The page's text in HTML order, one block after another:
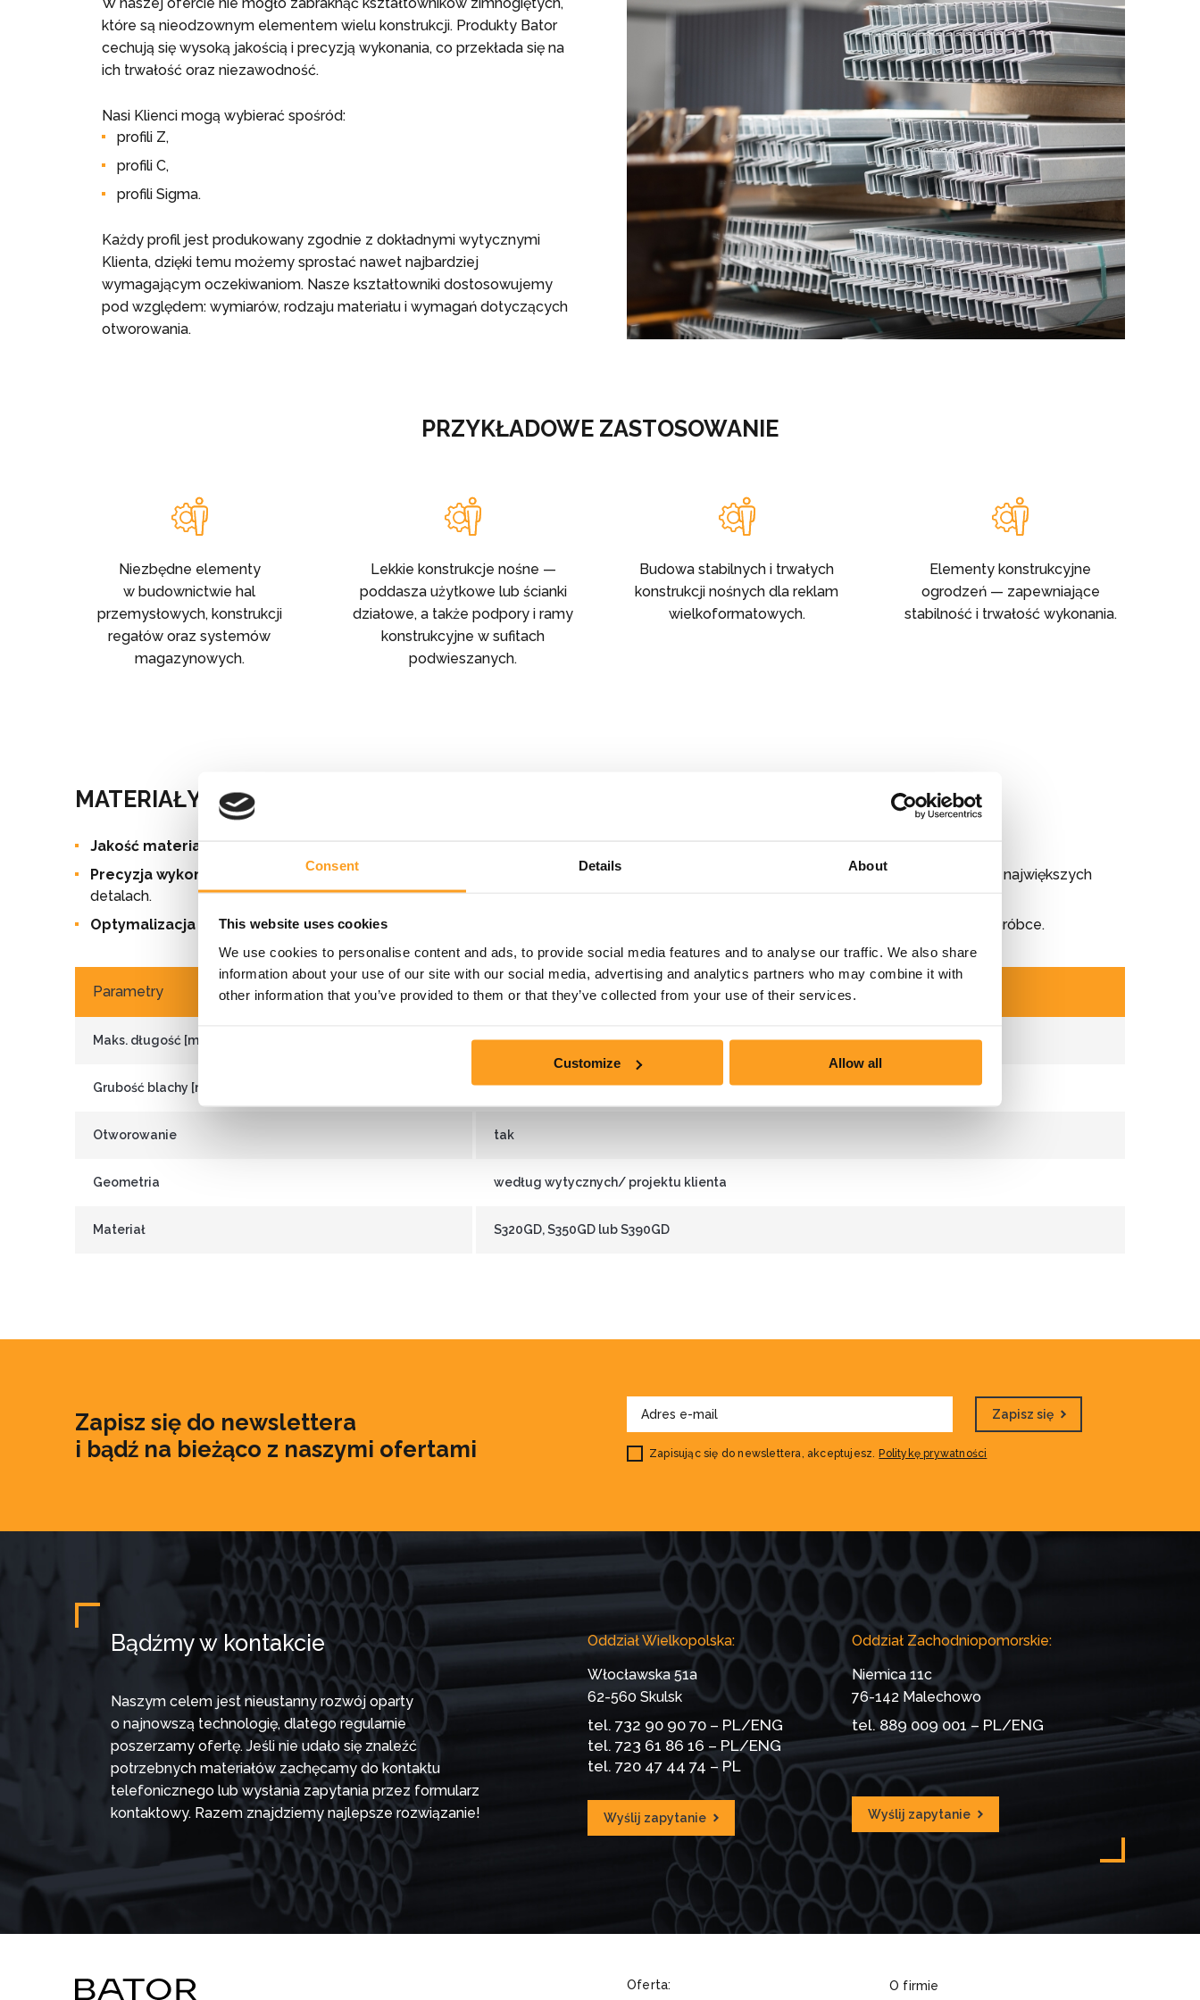
Consent Details About
This website uses cookies
We use cookies to personalise content and ads, to provide social media features and to analyse our traffic. We also share
information about your use of our site with our social media, advertising and analytics partners who may combine it with
other information that you’ve provided to them or that they’ve collected from your use of their services.
Customize Allow all
które są nieodzownym elementem wielu konstrukcji. Produkty Bator
cechują się wysoką jakością i precyzją wykonania, co przekłada się na
ich trwałość oraz niezawodność.
Nasi Klienci mogą wybierać spośród:
profili Z,
profili C,
profili Sigma.
Każdy profil jest produkowany zgodnie z dokładnymi wytycznymi
Klienta, dzięki temu możemy sprostać nawet najbardziej
wymagającym oczekiwaniom. Nasze kształtowniki dostosowujemy
pod względem: wymiarów, rodzaju materiału i wymagań dotyczących
otworowania.
PRZYKŁADOWE ZASTOSOWANIE
Niezbędne elementy
w budownictwie hal
przemysłowych, konstrukcji
regałów oraz systemów
magazynowych.
Lekkie konstrukcje nośne —
poddasza użytkowe lub ścianki
działowe, a także podpory i ramy
konstrukcyjne w sufitach
podwieszanych.
Budowa stabilnych i trwałych
konstrukcji nośnych dla reklam
wielkoformatowych.
Elementy konstrukcyjne
ogrodzeń — zapewniające
stabilność i trwałość wykonania.
MATERIAŁY I WARTOŚCI
Jakość materiałów
Precyzja wykonania
— zastosowanie nowoczesnych technologii pozwala nam na dostarczanie produktów spełniających wymagania w największych
detalach.
Optymalizacja kosztów— zastosowanie kształtowników zimnogiętych pozwala na redukcję kosztów, dzięki ich lekkości i łatwości w obróbce.
Parametry Wartości
Maks. długość [mm] Do 12 200
Grubość blachy [mm] 1,50 / 2,00 / 2,50 / 3,00
Otworowanie tak
Geometria według wytycznych/ projektu klienta
Materiał S320GD, S350GD lub S390GD
Zapisz się do newslettera
i bądź na bieżąco z naszymi ofertami
Zapisz się
Zapisując się do newslettera, akceptujesz. Politykę prywatności
Bądźmy w kontakcie
Naszym celem jest nieustanny rozwój oparty
o najnowszą technologię, dlatego regularnie
poszerzamy ofertę. Jeśli nie udało się znaleźć
potrzebnych materiałów zachęcamy do kontaktu
telefonicznego lub wysłania zapytania przez formularz
kontaktowy. Razem znajdziemy najlepsze rozwiązanie!
Oddział Wielkopolska:
Włocławska 51a
62-560 Skulsk
tel.732 90 90 70 – PL/ENG
tel.723 61 86 16 – PL/ENG
tel.720 47 44 74 – PL
Wyślij zapytanie
Oddział Zachodniopomorskie:
Niemica 11c
76-142 Malechowo
tel.889 009 001– PL/ENG
Wyślij zapytanie
Oferta: O firmie